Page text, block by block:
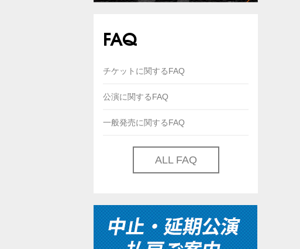
FAQ
チケットに関するFAQ
公演に関するFAQ
一般発売に関するFAQ
ALL FAQ